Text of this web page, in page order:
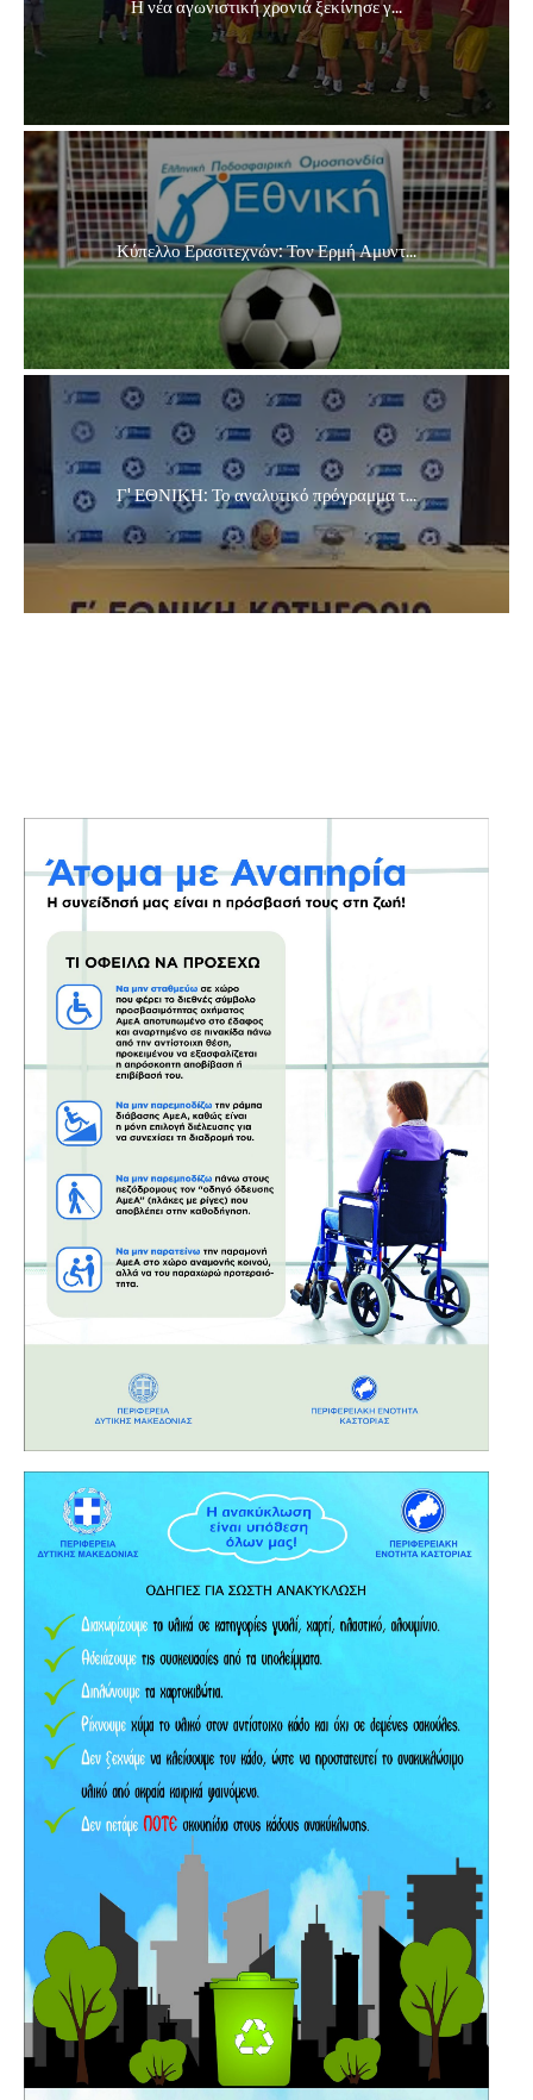
Η νέα αγωνιστική χρονιά ξεκίνησε γ...
Κύπελλο Ερασιτεχνών: Τον Ερμή Αμυντ...
Γ' ΕΘΝΙΚΗ: Το αναλυτικό πρόγραμμα τ...